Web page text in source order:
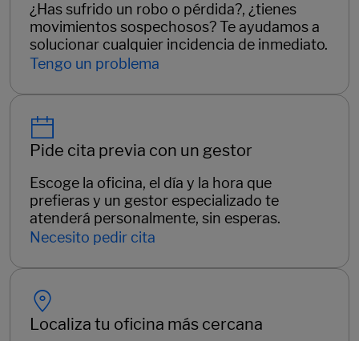
¿Has sufrido un robo o pérdida?, ¿tienes
movimientos sospechosos? Te ayudamos a
solucionar cualquier incidencia de inmediato.
Tengo un problema
Pide cita previa con un gestor
Escoge la oficina, el día y la hora que
prefieras y un gestor especializado te
atenderá personalmente, sin esperas.
Necesito pedir cita
Localiza tu oficina más cercana